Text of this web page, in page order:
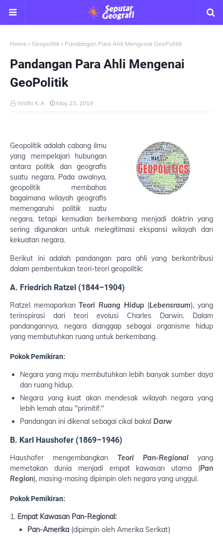
Home Geopolitik Pandangan Para Ahli Mengenai GeoPolitik
Pandangan Para Ahli Mengenai
GeoPolitik
Widhi K A May 23, 2019
Geopolitik adalah cabang ilmu
yang mempelajari hubungan
antara politik dan geografis
suatu negara. Pada awalnya,
geopolitik membahas
bagaimana wilayah geografis
memengaruhi politik suatu
negara, tetapi kemudian berkembang menjadi doktrin yang
sering digunakan untuk melegitimasi ekspansi wilayah dan
kekuatan negara.
Berikut ini adalah pandangan para ahli yang berkontribusi
dalam pembentukan teori-teori geopolitik:
A. Friedrich Ratzel (1844–1904)
Ratzel memaparkanTeori Ruang Hidup (Lebensraum), yang
terinspirasi dari teori evolusi Charles Darwin. Dalam
pandangannya, negara dianggap sebagai organisme hidup
yang membutuhkan ruang untuk berkembang.
Pokok Pemikiran:
Negara yang maju membutuhkan lebih banyak sumber daya
dan ruang hidup.
Negara yang kuat akan mendesak wilayah negara yang
lebih lemah atau "primitif."
Pandangan ini dikenal sebagai cikal bakal Darw
B. Karl Haushofer (1869–1946)
Haushofer mengembangkan Teori Pan-Regionalyang
memetakan dunia menjadi empat kawasan utama (Pan
Region), masing-masing dipimpin oleh negara yang unggul.
Pokok Pemikiran:
Empat Kawasan Pan-Regional:
Pan-Amerika (dipimpin oleh Amerika Serikat)